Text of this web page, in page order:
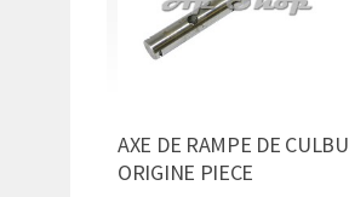
AXE DE RAMPE DE CULBU
ORIGINE PIECE